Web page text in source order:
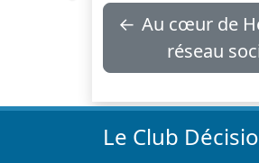
← Au cœur de
réseau
Le Club